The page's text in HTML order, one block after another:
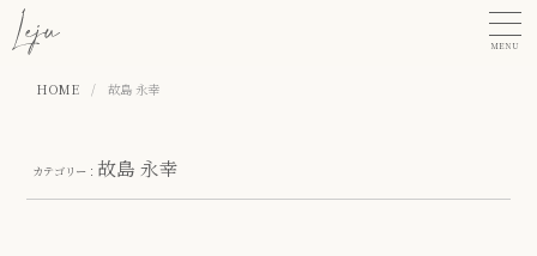
MENU
HOME / 故島 永幸
カテゴリー： 故島 永幸